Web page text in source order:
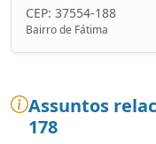
CEP: 37554-188
Bairro de Fátima
Assuntos
178